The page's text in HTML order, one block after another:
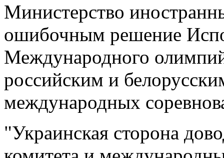
Министерство
ошибочным решение
Международного
российским и
международных
"Украинская сторона